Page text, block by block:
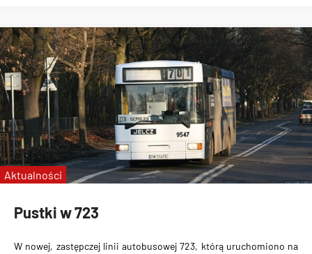
Pustki w 723
W nowej, zastępczej linii autobusowej 723, którą uruchomiono na
Aktualności